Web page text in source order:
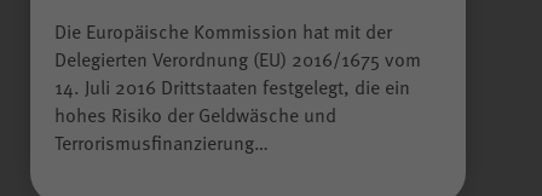
Die Europäische Kommission hat mit der
Delegierten Verordnung (EU) 2016/1675 vom
14. Juli 2016 Drittstaaten festgelegt, die ein
hohes Risiko der Geldwäsche und
Terrorismusfinanzierung…